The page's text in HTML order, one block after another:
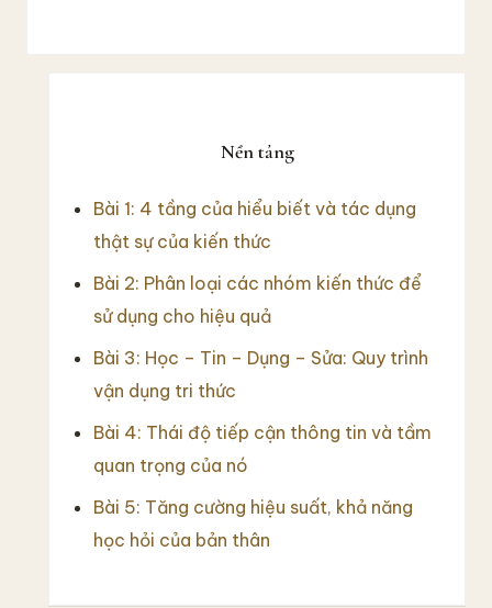
Nền tảng
Bài 1: 4 tầng của hiểu biết và tác dụng
thật sự của kiến thức
Bài 2: Phân loại các nhóm kiến thức để
sử dụng cho hiệu quả
Bài 3: Học – Tin – Dụng – Sửa: Quy trình
vận dụng tri thức
Bài 4: Thái độ tiếp cận thông tin và tầm
quan trọng của nó
Bài 5: Tăng cường hiệu suất, khả năng
học hỏi của bản thân